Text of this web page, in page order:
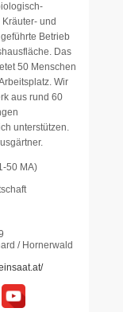
und
Betrieb
Das
50 Menschen
Wir
aus rund 60
unterstützen.
50 MA)
/ Hornerwald